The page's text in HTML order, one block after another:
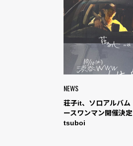
NEWS
荘子it、ソロアルバム
ースワンマン開催
tsuboi